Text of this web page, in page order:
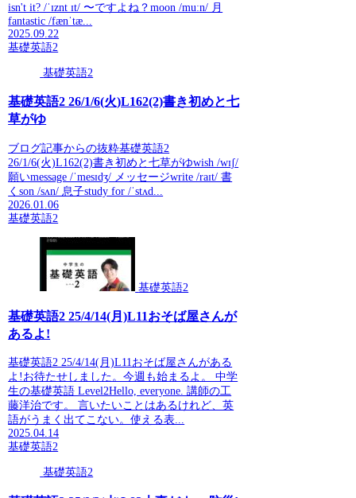
isn't it? /ˈɪznt ɪt/ 〜ですよね？moon /muːn/ 月
fantastic /fænˈtæ...
2025.09.22
基礎英語2
基礎英語2
基礎英語2 26/1/6(火)L162(2)書き初めと七
草がゆ
ブログ記事からの抜粋基礎英語2
26/1/6(火)L162(2)書き初めと七草がゆwish /wɪʃ/
願いmessage /ˈmesɪdʒ/ メッセージwrite /raɪt/ 書
くson /sʌn/ 息子study for /ˈstʌd...
2026.01.06
基礎英語2
基礎英語2
基礎英語2 25/4/14(月)L11おそば屋さんが
あるよ!
基礎英語2 25/4/14(月)L11おそば屋さんがある
よ!お待たせしました。今週も始まるよ。 中学
生の基礎英語 Level2Hello, everyone. 講師の工
藤洋治です。 言いたいことはあるけれど、英
語がうまく出てこない。使える表...
2025.04.14
基礎英語2
基礎英語2